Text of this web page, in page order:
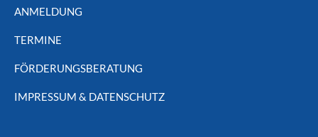
ANMELDUNG
TERMINE
FÖRDERUNGSBERATUNG
IMPRESSUM & DATENSCHUTZ